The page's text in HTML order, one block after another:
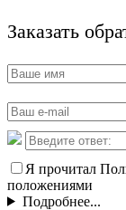
Заказать
Я прочитал
положениями
Подробнее...